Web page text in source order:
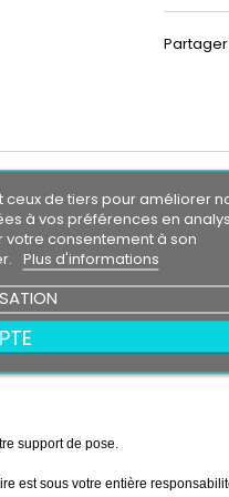
Partager
la bande )
support de pose.
est sous votre entière
de tiers pour améliorer
à vos préférences en
votre consentement à son
Plus d'informations